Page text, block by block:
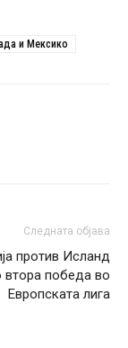
и Мексико
Следната објава
против Исланд
втора победа во
Европската лига